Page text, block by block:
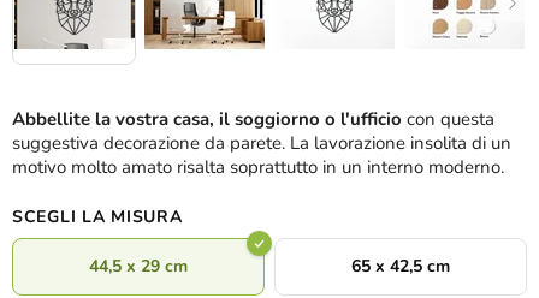
Abbellite la vostra casa, il soggiorno o l'ufficio con questa
suggestiva decorazione da parete. La lavorazione insolita di un
motivo molto amato risalta soprattutto in un interno moderno.
SCEGLI LA MISURA
44,5 x 29 cm 65 x 42,5 cm